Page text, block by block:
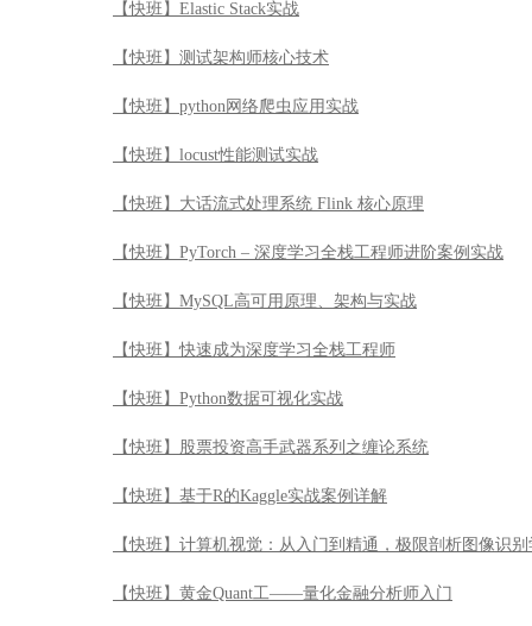
【快班】PyTorch – 深度学习全栈工程师进阶案例实战
【快班】MySQL高可用原理、架构与实战
【快班】快速成为深度学习全栈工程师
【快班】Python数据可视化实战
【快班】股票投资高手武器系列之缠论系统
【快班】基于R的Kaggle实战案例详解
【快班】计算机视觉：从入门到精通，极限剖析图像识
【快班】黄金Quant工——量化金融分析师入门
【快班】DL4CV实战——构建基于深度学习的智能图像
【快班】Web全栈开发理论与实践
【快班】Oracle DB Performance Tuning（DSI系列Ⅳ)
【快班】精准安防场景理解及语义分割
【快班】【免费公开课】Python 的安装与部署